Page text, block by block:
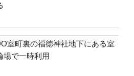
室町裏の福徳神社地下にある室
場で一時利用